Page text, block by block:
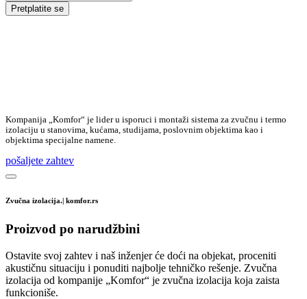
Pretplatite se
Kompanija „Komfor“ je lider u isporuci i montaži sistema za zvučnu i termo
izolaciju u stanovima, kućama, studijama, poslovnim objektima kao i
objektima specijalne namene.
pošaljete zahtev
Zvučna izolacija.| komfor.rs
Proizvod po narudžbini
Ostavite svoj zahtev i naš inženjer će doći na objekat, proceniti
akustičnu situaciju i ponuditi najbolje tehničko rešenje. Zvučna
izolacija od kompanije „Komfor“ je zvučna izolacija koja zaista
funkcioniše.